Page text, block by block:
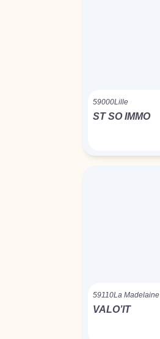
59000Lille
ST SO IMMO
59110La Madelaine
VALO’IT